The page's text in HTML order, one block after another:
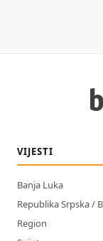
VIJESTI
Banja Luka
Republika Srpska /
Region